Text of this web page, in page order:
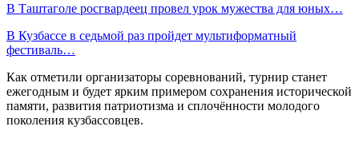
В Таштаголе росгвардеец провел урок мужества для юных…
В Кузбассе в седьмой раз пройдет мультиформатный
фестиваль…
Как отметили организаторы соревнований, турнир станет
ежегодным и будет ярким примером сохранения исторической
памяти, развития патриотизма и сплочённости молодого
поколения кузбассовцев.